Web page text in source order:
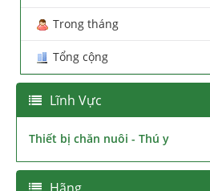
Trong tháng
Tổng cộng
Lĩnh Vực
Thiết bị chăn nuôi - Thú y
Hãng